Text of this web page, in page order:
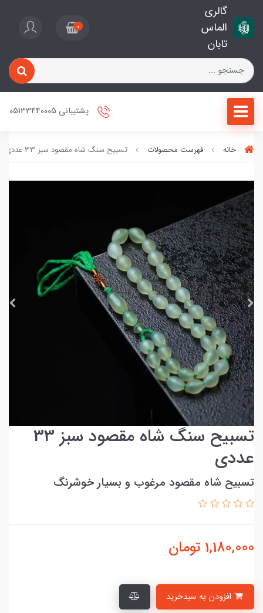
گالری
الماس
تابان
0
پشتیبانی 05133440005
خانه فهرست محصولات تسبیح سنگ شاه مقصود سبز 33 عددی
تسبیح سنگ شاه مقصود سبز 33
عددی
تسبیح شاه مقصود مرغوب و بسیار خوشرنگ
1,180,000 تومان